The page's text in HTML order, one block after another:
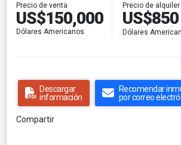
Precio de venta
US$150,000
Dólares Americanos
Precio de alquiler
US$850
Dólares
Descargar
información
Recomendar
por correo
Compartir